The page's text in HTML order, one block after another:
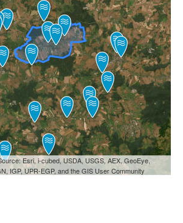
Esri, i-cubed, USDA, USGS, AEX, GeoEye,
IGP, UPR-EGP, and the GIS User Community